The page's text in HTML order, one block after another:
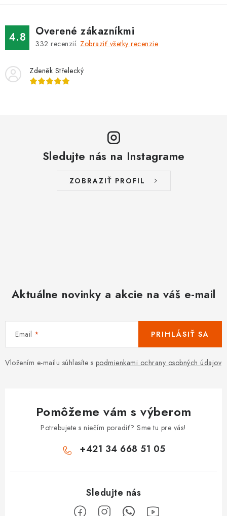
4.8 Overené zákazníkmi
332 recenzií. Zobraziť všetky recenzie
Zdeněk Střelecký
Sledujte nás na Instagrame
ZOBRAZIŤ PROFIL
Aktuálne novinky a akcie na váš e-mail
Email
Vložením e-mailu súhlasíte s podmienkami ochrany osobných údajov
PRIHLÁSIŤ SA
Pomôžeme vám s výberom
Potrebujete s niečím poradiť? Sme tu pre vás!
+421 34 668 51 05